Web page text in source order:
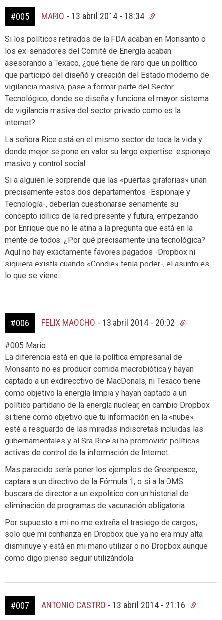
#005 MARIO - 13 abril 2014 - 18:34
Si los políticos retirados de la FDA acaban en Monsanto o
los ex-senadores del Comité de Energía acaban
asesorando a Texaco, ¿qué tiene de raro que un político
que participó del diseñó y creación del Estado moderno de
vigilancia masiva, pase a formar parte del Sector
Tecnológico, donde se diseña y funciona el mayor sistema
de vigilancia masiva del sector privado como es la
internet?
La señora Rice está en el mismo sector de toda la vida y
donde mejor se pone en valor su largo expertise: espionaje
masivo y control social.
Si a alguien le sorprende que las «puertas giratorias» unan
precisamente estos dos departamentos -Espionaje y
Tecnología-, deberían cuestionarse seriamente su
concepto idílico de la red presente y futura, empezando
por Enrique que no le atina a la pregunta que está en la
mente de todos: ¿Por qué precisamente una tecnológica?
Aquí no hay exactamente favores pagados -Dropbox ni
siquiera existía cuando «Condie» tenía poder-, el asunto es
lo que se viene.
#006 FELIX MAOCHO - 13 abril 2014 - 20:02
#005 Mario
La diferencia está en que la política empresarial de
Monsanto no es producir comida macrobiótica y hayan
captado a un exdirecctivo de MacDonals, ni Texaco tiene
como objetivo la energía limpia y hayan captado a un
político partidario de la energía nuclear, en cambio Dropbox
si tiene como objetivo que tu información en la «nube»
esté a resguardo de las miradas indiscretas incluidas las
gubernamentales y al Sra Rice si ha promovido políticas
activas de control de la información de Internet.
Mas parecido sería poner los ejemplos de Greenpeace,
captara a un directivo de la Fórmula 1, o si a la OMS
buscara de director a un expolítico con un historial de
eliminación de programas de vacunación obligatoria.
Por supuesto a mi no me extraña el trasiego de cargos,
solo que mi confianza en Dropbox que ya no era muy alta
disminuye y está en mi mano utilizar o no Dropbox aunque
como digo pienso seguir utilizándola.
#007 ANTONIO CASTRO - 13 abril 2014 - 21:16